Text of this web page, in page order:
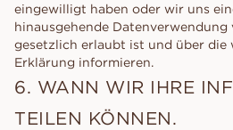
eingewilligt haben oder wir uns
hinausgehende Datenverwendung
gesetzlich erlaubt ist und über die
Erklärung informieren.
6. WANN WIR IHRE
TEILEN KÖNNEN.